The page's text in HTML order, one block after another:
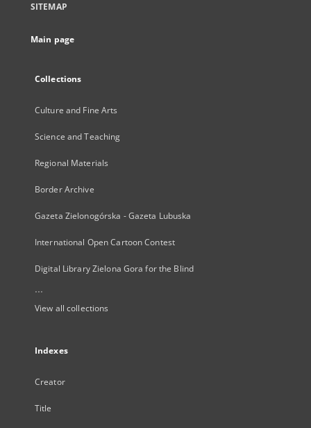
SITEMAP
Main page
Collections
Culture and Fine Arts
Science and Teaching
Regional Materials
Border Archive
Gazeta Zielonogórska - Gazeta Lubuska
International Open Cartoon Contest
Digital Library Zielona Gora for the Blind
...
View all collections
Indexes
Creator
Title